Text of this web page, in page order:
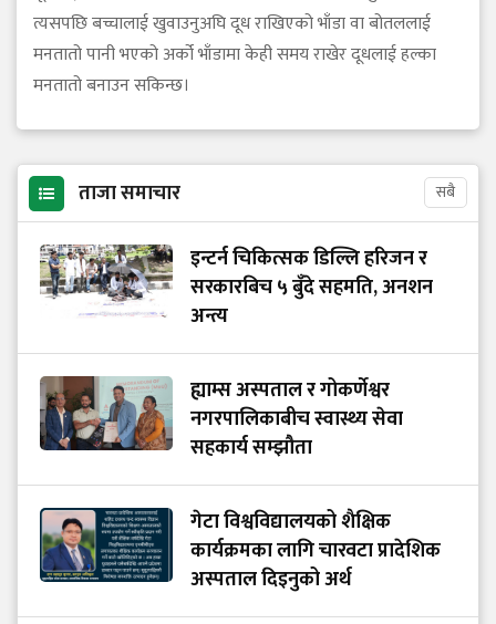
त्यसपछि बच्चालाई खुवाउनुअघि दूध राखिएको भाँडा वा बोतललाई
मनतातो पानी भएको अर्को भाँडामा केही समय राखेर दूधलाई हल्का
मनतातो बनाउन सकिन्छ।
ताजा समाचार सबै
इन्टर्न चिकित्सक डिल्लि हरिजन र
सरकारबिच ५ बुँदे सहमति, अनशन
अन्त्य
ह्याम्स अस्पताल र गोकर्णेश्वर
नगरपालिकाबीच स्वास्थ्य सेवा
सहकार्य सम्झौता
गेटा विश्वविद्यालयको शैक्षिक
कार्यक्रमका लागि चारवटा प्रादेशिक
अस्पताल दिइनुको अर्थ